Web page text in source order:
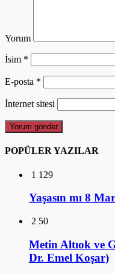
Yorum
İsim *
E-posta *
İnternet sitesi
POPÜLER YAZILAR
1 129
Yaşasın mı 8
2 50
Metin Altıok ve
Dr. Emel Koşar)